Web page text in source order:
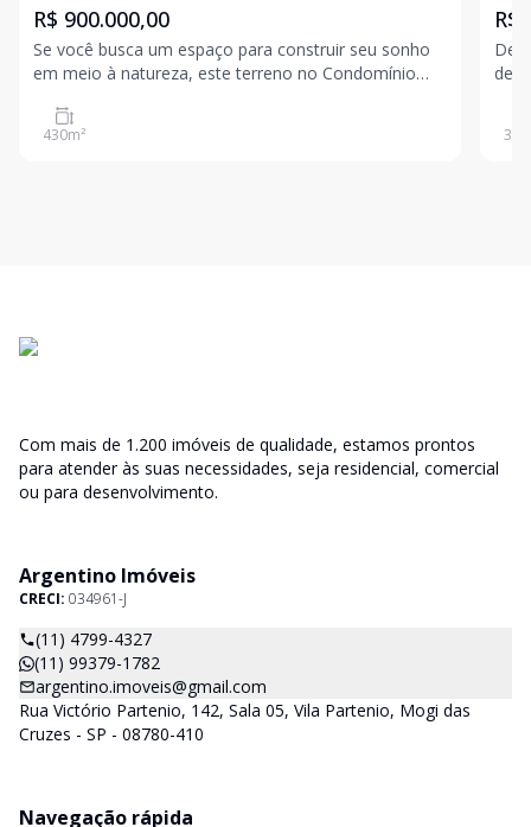
R$ 900.000,00
Se você busca um espaço para construir seu sonho
em meio à natureza, este terreno no Condomínio
quadra
430m²
R$
de
300
Com mais de 1.200 imóveis de qualidade, estamos prontos
para atender às suas necessidades, seja residencial, comercial
ou para desenvolvimento.
Argentino Imóveis
CRECI: 034961-J
(11) 4799-4327
(11) 99379-1782
argentino.imoveis@gmail.com
Rua Victório Partenio, 142, Sala 05, Vila Partenio, Mogi das
Cruzes - SP - 08780-410
Navegação rápida